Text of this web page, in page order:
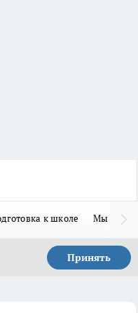
к школе Мы в MAX
Принять